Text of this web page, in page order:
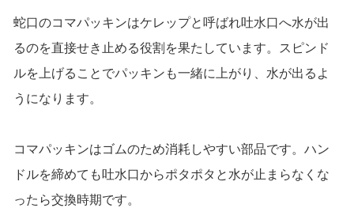
蛇口のコマパッキンはケレップと呼ばれ吐水口へ水が出
るのを直接せき止める役割を果たしています。スピンド
ルを上げることでパッキンも一緒に上がり、水が出るよ
うになります。
コマパッキンはゴムのため消耗しやすい部品です。ハン
ドルを締めても吐水口からポタポタと水が止まらなくな
ったら交換時期です。